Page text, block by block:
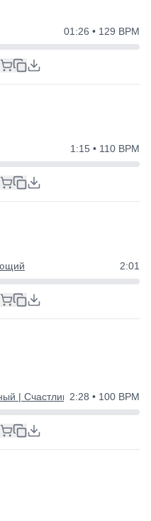
01:26 • 129 BPM
1:15 • 110 BPM
2:01
| Счастливый Смешной
2:28 • 100 BPM
вас